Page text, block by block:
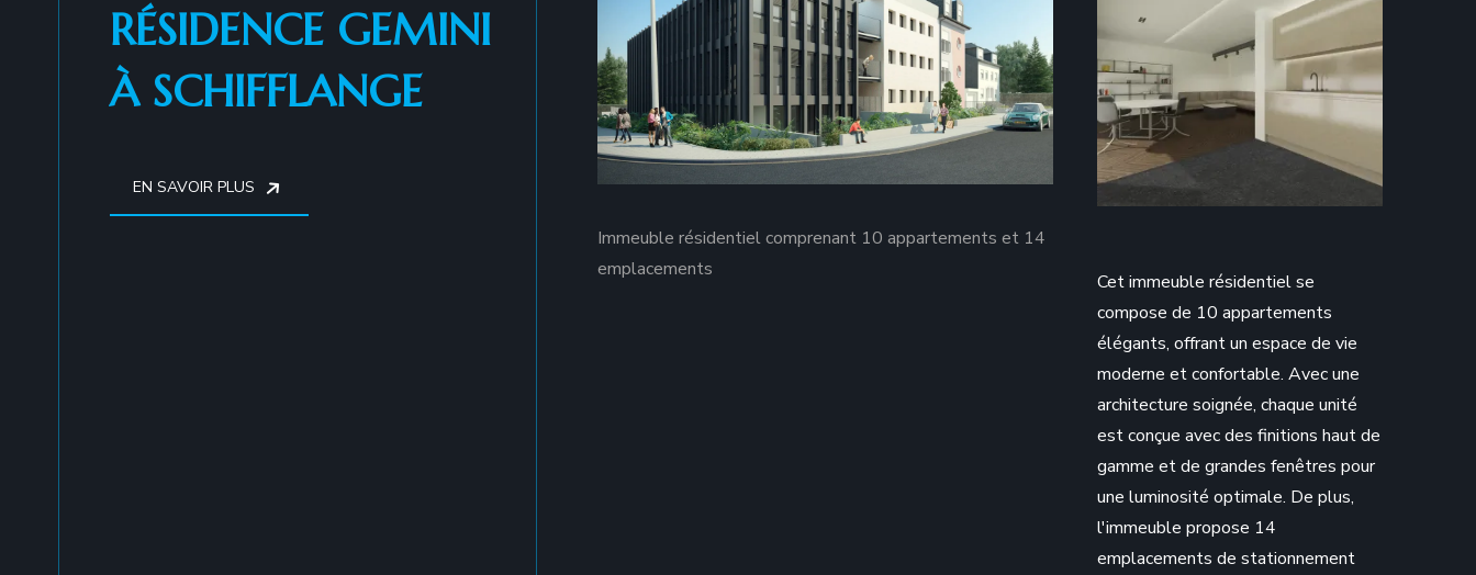
RÉSIDENCE GEMINI
À SCHIFFLANGE
EN SAVOIR PLUS
Immeuble résidentiel comprenant 10 appartements et 14
emplacements
Cet immeuble résidentiel se
compose de 10 appartements
élégants, offrant un espace de vie
moderne et confortable. Avec une
architecture soignée, chaque unité
est conçue avec des finitions haut de
gamme et de grandes fenêtres pour
une luminosité optimale. De plus,
l'immeuble propose 14
emplacements de stationnement